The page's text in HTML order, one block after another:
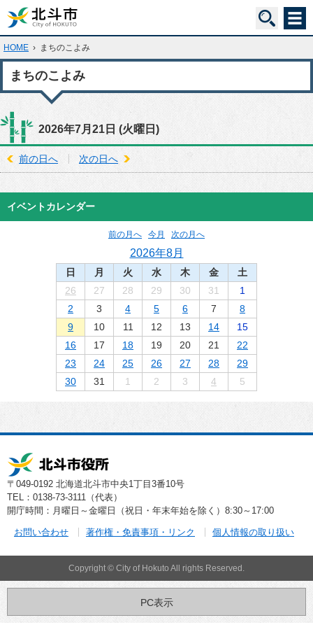
HOME › まちのこよみ
まちのこよみ
2026年7月21日 (火曜日)
前の日へ 次の日へ
イベントカレンダー
前の月へ 今月 次の月へ
2026年8月
日 月 火 水 木 金
土
26
27 28 29 30 31
1
2
3 4 5 6 7
8
9
10 11 12 13 14
15
16
17 18 19 20 21
22
23
24 25 26 27 28
29
30
31 1 2 3 4 5
〒049-0192 北海道北斗市中央1丁目3番10号
TEL：0138-73-3111（代表）
開庁時間：月曜日～金曜日（祝日・年末年始を除く）8:30～17:00
お問い合わせ 著作権・免責事項・リンク 個人情報の取り扱い
Copyright © City of Hokuto All rights Reserved.
PC表示